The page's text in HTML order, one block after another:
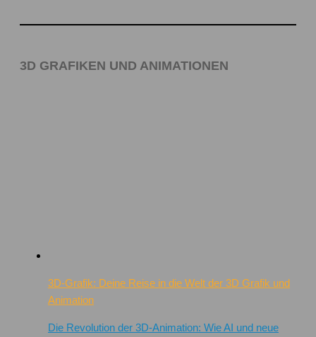
3D GRAFIKEN UND ANIMATIONEN
3D-Grafik: Deine Reise in die Welt der 3D Grafik und
Animation
Die Revolution der 3D-Animation: Wie AI und neue